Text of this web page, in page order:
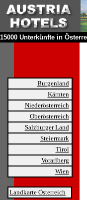
15000 Unterkünfte in
Burgenland
Kärnten
Niederösterreich
Oberösterreich
Salzburger Land
Steiermark
Tirol
Vorarlberg
Wien
Landkarte Österreich